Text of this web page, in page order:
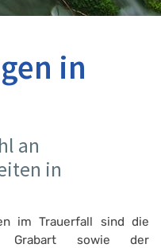
in
an
in
im Trauerfall sind die
Grabart sowie der